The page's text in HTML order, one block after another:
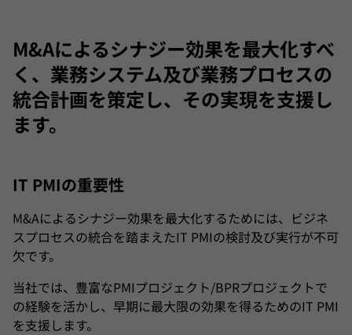
M&Aによるシナジー効果を最大化すべ
く、業務システム及び業務プロセスの
統合計画を策定し、その実現を支援し
ます。
IT PMIの重要性
M&Aによるシナジー効果を最大化するためには、ビジネ
スプロセスの統合を踏まえたIT PMIの検討及び実行が不可
欠です。
当社では、豊富なPMIプロジェクト/BPRプロジェクトで
の経験を活かし、早期に最大限の効果を得るためのIT PMI
を支援します。